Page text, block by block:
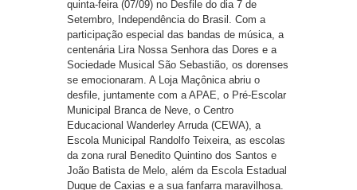
quinta-feira (07/09) no Desfile do dia 7 de
Setembro, Independência do Brasil. Com a
participação especial das bandas de música, a
centenária Lira Nossa Senhora das Dores e a
Sociedade Musical São Sebastião, os dorenses
se emocionaram. A Loja Maçônica abriu o
desfile, juntamente com a APAE, o Pré-Escolar
Municipal Branca de Neve, o Centro
Educacional Wanderley Arruda (CEWA), a
Escola Municipal Randolfo Teixeira, as escolas
da zona rural Benedito Quintino dos Santos e
João Batista de Melo, além da Escola Estadual
Duque de Caxias e a sua fanfarra maravilhosa.